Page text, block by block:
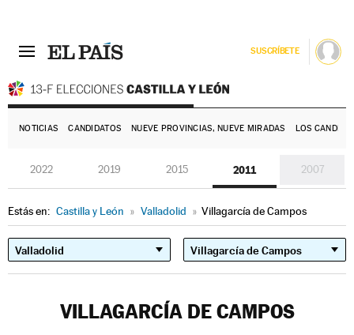
SUSCRÍBETE
NOTICIAS CANDIDATOS NUEVE PROVINCIAS, NUEVE MIRADAS LOS
2022 2019 2015 2011 2007
Estás en: Castilla y León » Valladolid » Villagarcía de Campos
VILLAGARCÍA DE CAMPOS